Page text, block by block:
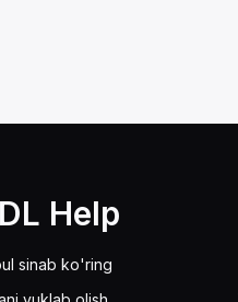
Help
sinab ko'ring